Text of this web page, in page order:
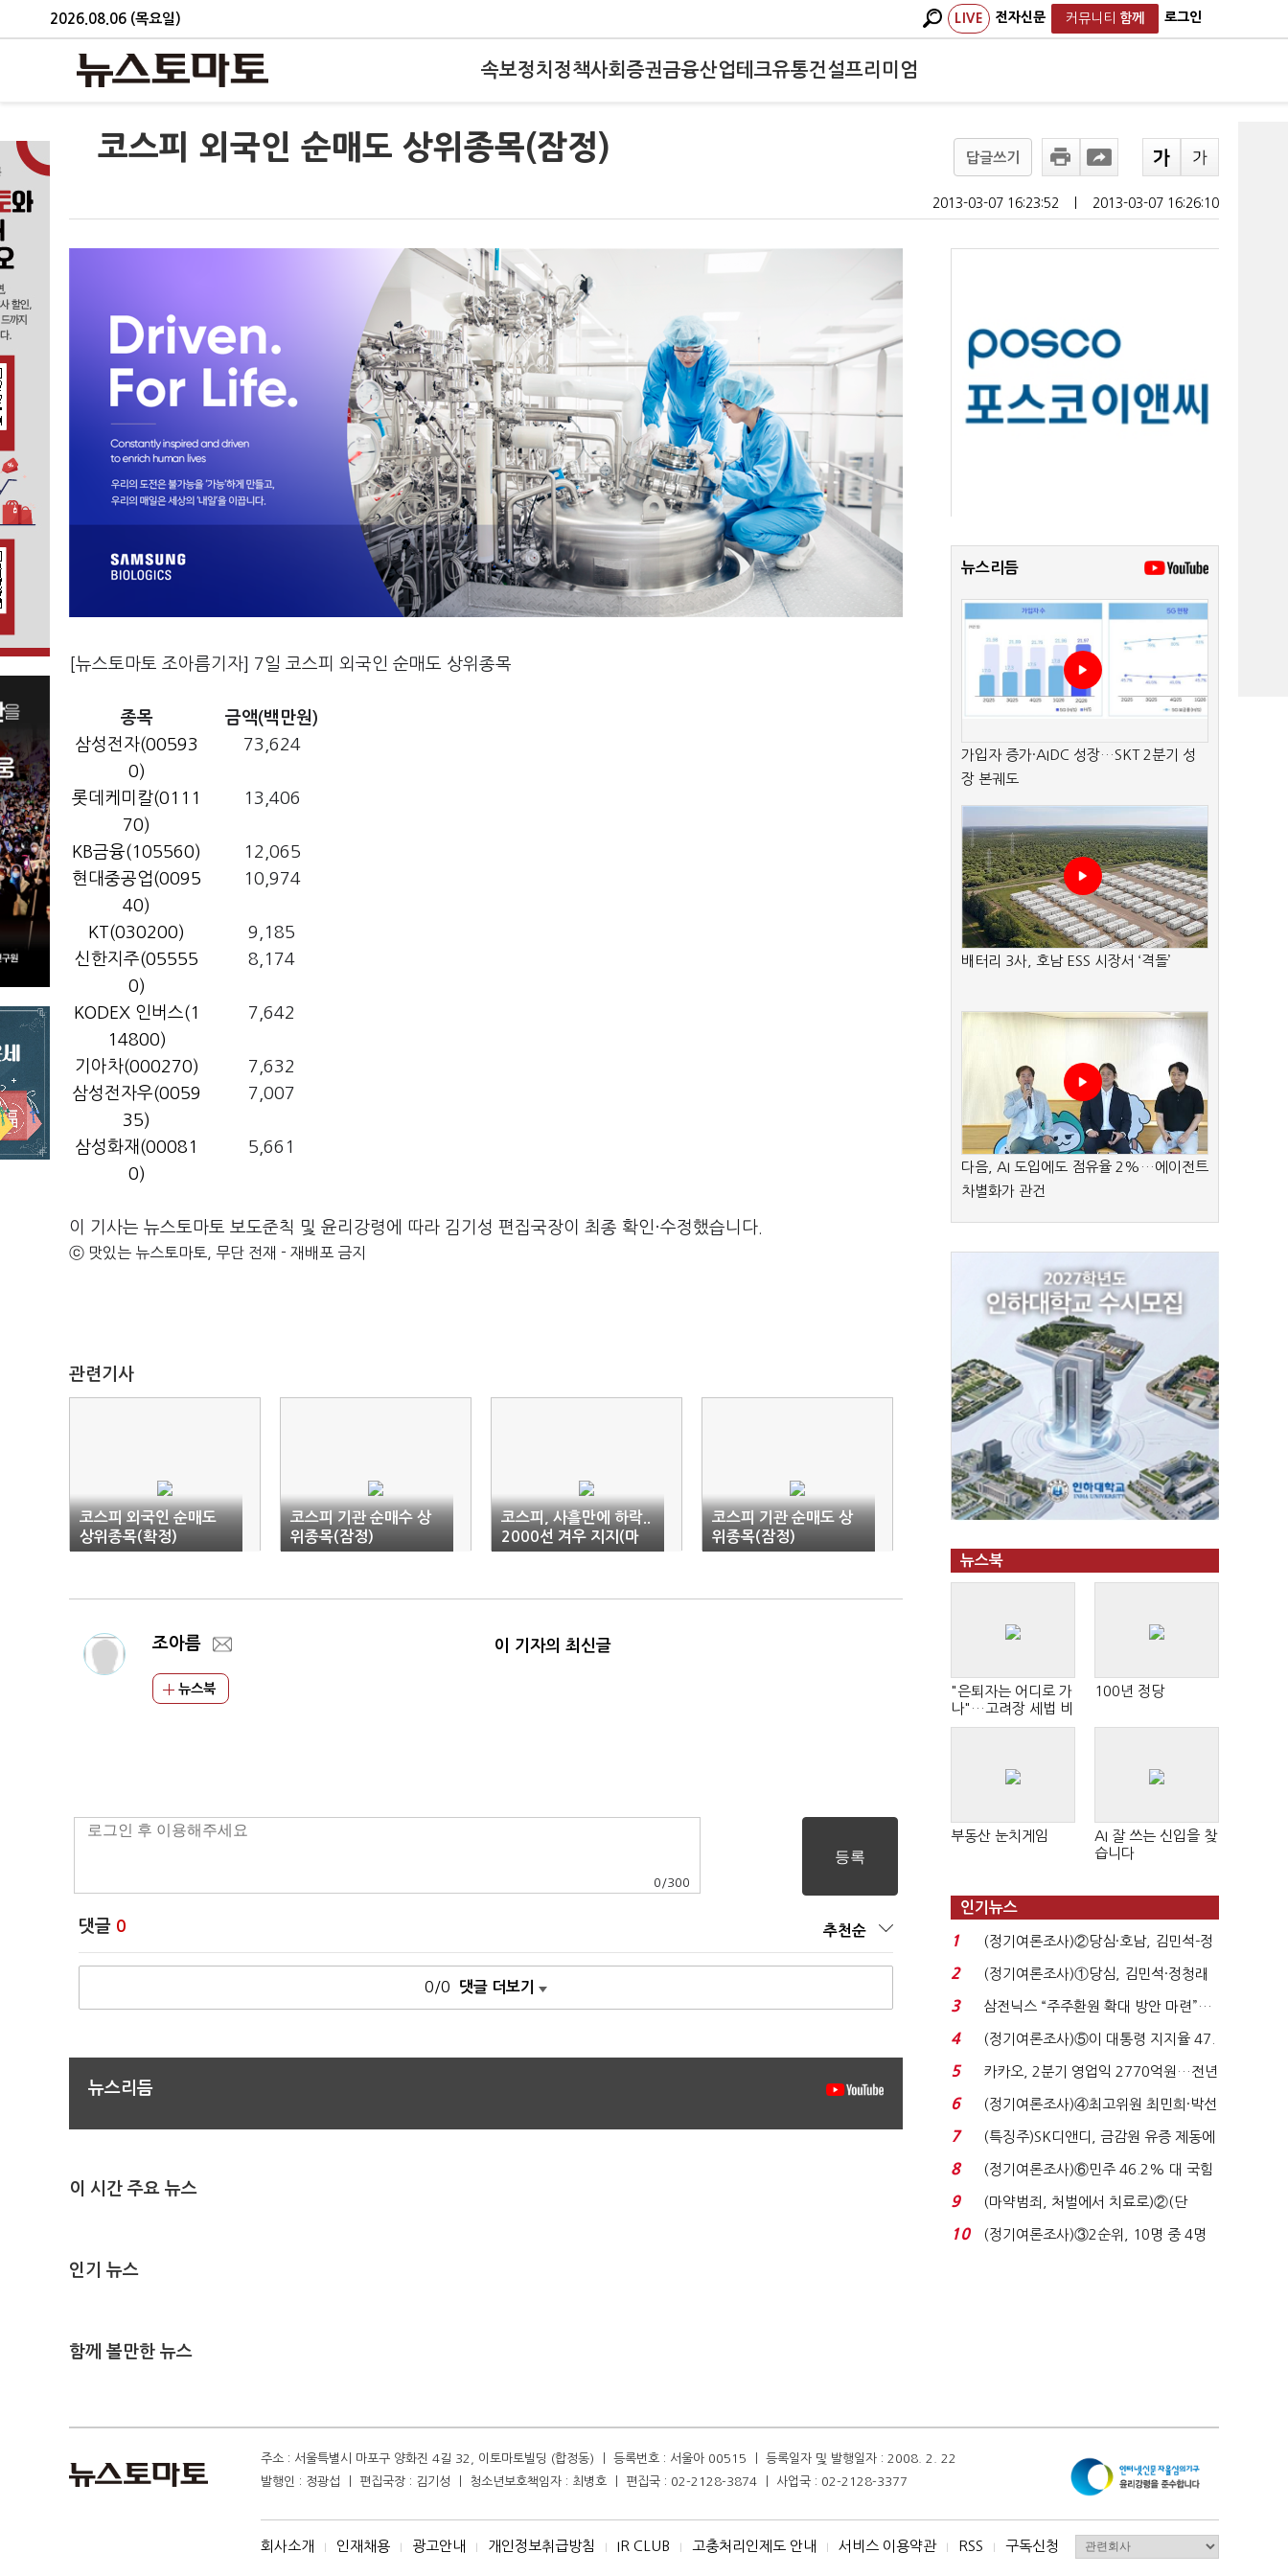
2026.08.06 (목요일) LIVE 전자신문 커뮤니티 함께 로그인
속보정치 정책사회 증권금융산업테크유통건설프리미엄
코스피 외국인 순매도 상위종목(잠정) 답글쓰기
2013-03-07 16:23:52 2013-03-07 16:26:10
[뉴스토마토 조아름기자] 7일 코스피 외국인 순매도 상위종목
종목
금액(백만원)
삼성전자(00593
0)
73,624
롯데케미칼(0111
70)
13,406
KB금융(105560)
12,065
현대중공업(0095
40)
10,974
KT(030200)
9,185
신한지주(05555
0)
8,174
KODEX 인버스(1
14800)
7,642
기아차(000270)
7,632
삼성전자우(0059
35)
7,007
삼성화재(00081
0)
5,661
이 기사는 뉴스토마토 보도준칙 및 윤리강령에 따라 김기성 편집국장이 최종 확인·수정했습니다.
ⓒ 맛있는 뉴스토마토, 무단 전재 - 재배포 금지
관련기사
코스피 외국인 순매도
상위종목(확정)
코스피 기관 순매수 상
위종목(잠정)
코스피, 사흘만에 하락..
2000선 겨우 지지(마
감)
코스피 기관 순매도 상
위종목(잠정)
조아름
뉴스북
이 기자의 최신글
0 /300
댓글 0 추천순
0/0 댓글 더보기
뉴스리듬
이 시간 주요 뉴스
인기 뉴스
함께 볼만한 뉴스
뉴스리듬
가입자 증가·AIDC 성장…SKT 2분기 성
장 본궤도
배터리 3사, 호남 ESS 시장서 ‘격돌’
다음, AI 도입에도 점유율 2%…에이전트
차별화가 관건
뉴스북
"은퇴자는 어디로 가
나"…고려장 세법 비
판 확산
100년 정당
부동산 눈치게임
AI 잘 쓰는 신입을 찾
습니다
인기뉴스
1
(정기여론조사)②당심·호남, 김민석-정
청래 '초접전'...
2
(정기여론조사)①당심, 김민석·정청래
'초접전'…대통령 ...
3
삼전닉스 “주주환원 확대 방안 마련”…
로이터에 성명...
4
(정기여론조사)⑤이 대통령 지지율 47.
7%…일주일 만에 ...
5
카카오, 2분기 영업익 2770억원…전년
비 36% 증가...
6
(정기여론조사)④최고위원 최민희·박선
원 '양강'…서미...
7
(특징주)SK디앤디, 금감원 유증 제동에
장 초반 상한가...
8
(정기여론조사)⑥민주 46.2% 대 국힘
31.0%…오차범위 밖 ...
9
(마약범죄, 처벌에서 치료로)②(단
독)"마약은 전염병…여성...
10
(정기여론조사)③2순위, 10명 중 4명
주소 : 서울특별시 마포구 양화진 4길 32, 이토마토빌딩 (합정동) ㅣ 등록번호 : 서울아 00515 ㅣ 등록일자 및 발행일자 : 2008. 2. 22
발행인 : 정광섭 ㅣ 편집국장 : 김기성 ㅣ 청소년보호책임자 : 최병호 ㅣ 편집국 : 02-2128-3874 ㅣ 사업국 : 02-2128-3377
회사소개 I 인재채용 I 광고안내 I 개인정보취급방침 I IR CLUB I 고충처리인제도 안내 I 서비스 이용약관 I RSS I 구독신청